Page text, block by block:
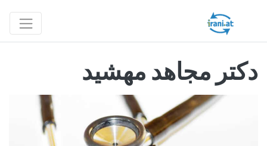
دکتر مجاهد مهشید